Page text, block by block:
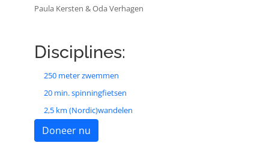
Paula Kersten & Oda Verhagen
Disciplines:
250 meter zwemmen
20 min. spinningfietsen
2,5 km (Nordic)wandelen
Doneer nu